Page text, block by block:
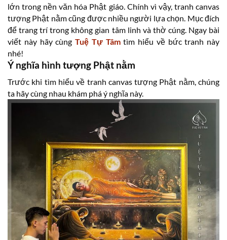
lớn trong nền văn hóa Phật giáo. Chính vì vậy, tranh canvas
tượng Phật nằm cũng được nhiều người lựa chọn. Mục đích
để trang trí trong không gian tâm linh và thờ cúng. Ngay bài
viết này hãy cùng Tuệ Tự Tâmtìm hiểu về bức tranh này
nhé!
Ý nghĩa hình tượng Phật nằm
Trước khi tìm hiểu về tranh canvas tượng Phật nằm, chúng
ta hãy cùng nhau khám phá ý nghĩa này.